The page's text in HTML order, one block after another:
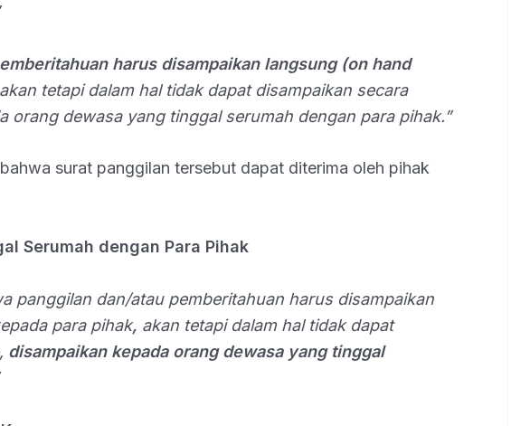
harus disampaikan langsung (on hand
akan tetapi dalam hal tidak dapat disampaikan secara
orang dewasa yang tinggal serumah dengan para pihak.”
surat panggilan tersebut dapat diterima oleh pihak
Serumah dengan Para Pihak
panggilan dan/atau pemberitahuan harus disampaikan
para pihak, akan tetapi dalam hal tidak dapat
disampaikan kepada orang dewasa yang tinggal